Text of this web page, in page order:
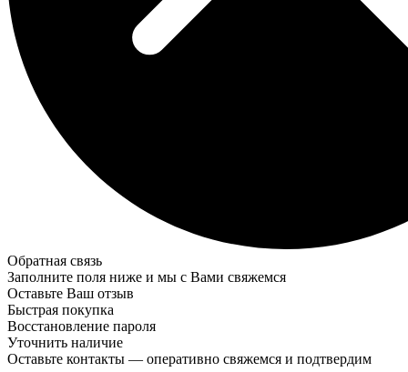
Обратная связь
Заполните поля ниже и мы с Вами свяжемся
Оставьте Ваш отзыв
Быстрая покупка
Восстановление пароля
Уточнить наличие
Оставьте контакты — оперативно свяжемся и подтвердим